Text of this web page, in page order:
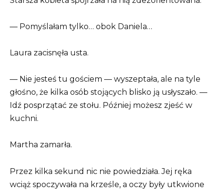
— Pomyślałam tylko… obok Daniela…
Laura zacisnęła usta.
— Nie jesteś tu gościem — wyszeptała, ale na tyle
głośno, że kilka osób stojących blisko ją usłyszało. —
Idź posprzątać ze stołu. Później możesz zjeść w
kuchni.
Martha zamarła.
Przez kilka sekund nic nie powiedziała. Jej ręka
wciąż spoczywała na krześle, a oczy były utkwione